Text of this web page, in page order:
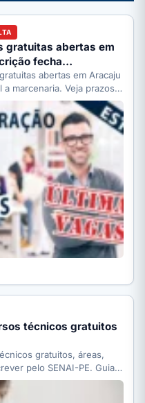
gratuitas abertas em
fecha…
abertas em Aracaju
marcenaria. Veja prazos:
técnicos gratuitos
gratuitos, áreas,
pelo SENAI-PE. Guia